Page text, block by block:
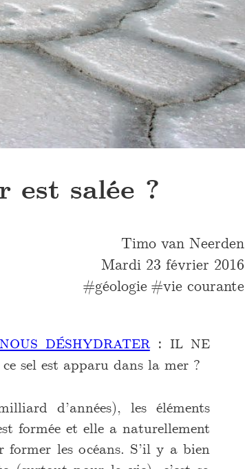
est salée ?
Timo van Neerden
Mardi 23 février 2016
géologie
vie courante
déshydrater: il ne
sel est apparu dans la mer ?
d’années), les éléments
formée et elle a naturellement
former les océans. S’il y a bien